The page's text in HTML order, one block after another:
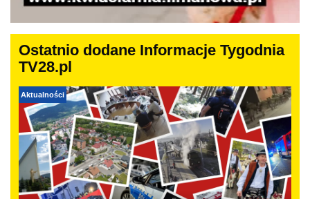
Ostatnio dodane Informacje Tygodnia
TV28.pl
Aktualności